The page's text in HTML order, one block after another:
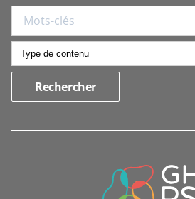
INFORMATIONS